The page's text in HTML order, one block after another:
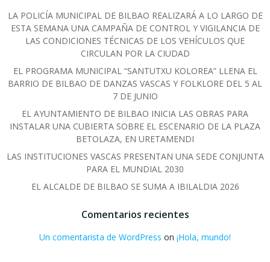
LA POLICÍA MUNICIPAL DE BILBAO REALIZARÁ A LO LARGO DE
ESTA SEMANA UNA CAMPAÑA DE CONTROL Y VIGILANCIA DE
LAS CONDICIONES TÉCNICAS DE LOS VEHÍCULOS QUE
CIRCULAN POR LA CIUDAD
EL PROGRAMA MUNICIPAL “SANTUTXU KOLOREA” LLENA EL
BARRIO DE BILBAO DE DANZAS VASCAS Y FOLKLORE DEL 5 AL
7 DE JUNIO
EL AYUNTAMIENTO DE BILBAO INICIA LAS OBRAS PARA
INSTALAR UNA CUBIERTA SOBRE EL ESCENARIO DE LA PLAZA
BETOLAZA, EN URETAMENDI
LAS INSTITUCIONES VASCAS PRESENTAN UNA SEDE CONJUNTA
PARA EL MUNDIAL 2030
EL ALCALDE DE BILBAO SE SUMA A IBILALDIA 2026
Comentarios recientes
Un comentarista de WordPress on ¡Hola, mundo!